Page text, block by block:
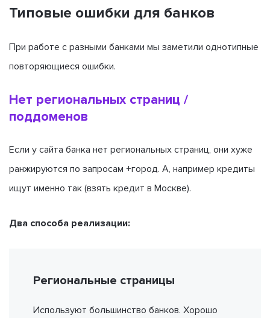
Типовые ошибки для банков
При работе с разными банками мы заметили однотипные
повторяющиеся ошибки.
Нет региональных страниц /
поддоменов
Если у сайта банка нет региональных страниц, они хуже
ранжируются по запросам +город. А, например кредиты
ищут именно так (взять кредит в Москве).
Два способа реализации:
Региональные страницы
Используют большинство банков. Хорошо